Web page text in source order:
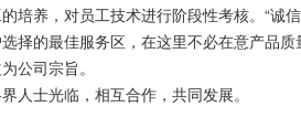
养，对员工技术进行阶段性考核。“诚信
择的最佳服务区，在这里不必在意产品
公司宗旨。
士光临，相互合作，共同发展。